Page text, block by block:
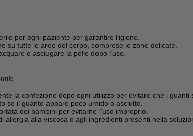
per ogni paziente per garantire l’igiene.
su tutte le aree del corpo, comprese le zone delicate.
o asciugare la pelle dopo l’uso.
la confezione dopo ogni utilizzo per evitare che i guanti
se il guanto appare poco umido o asciutto.
dei bambini per evitarne l'uso improprio.
allergia alla viscosa o agli ingredienti presenti nella